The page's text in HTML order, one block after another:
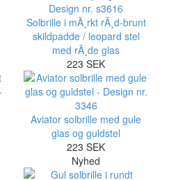
Solbrille i mÃ¸rkt rÃ¸d-brunt
skildpadde / leopard stel
med rÃ¸de glas
223 SEK
Aviator solbrille med gule
glas og guldstel
223 SEK
Nyhed